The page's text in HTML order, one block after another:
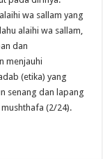
wa sallam yang
alaihi wa sallam,
dan
menjauhi
(etika) yang
senang dan lapang
(2/24).